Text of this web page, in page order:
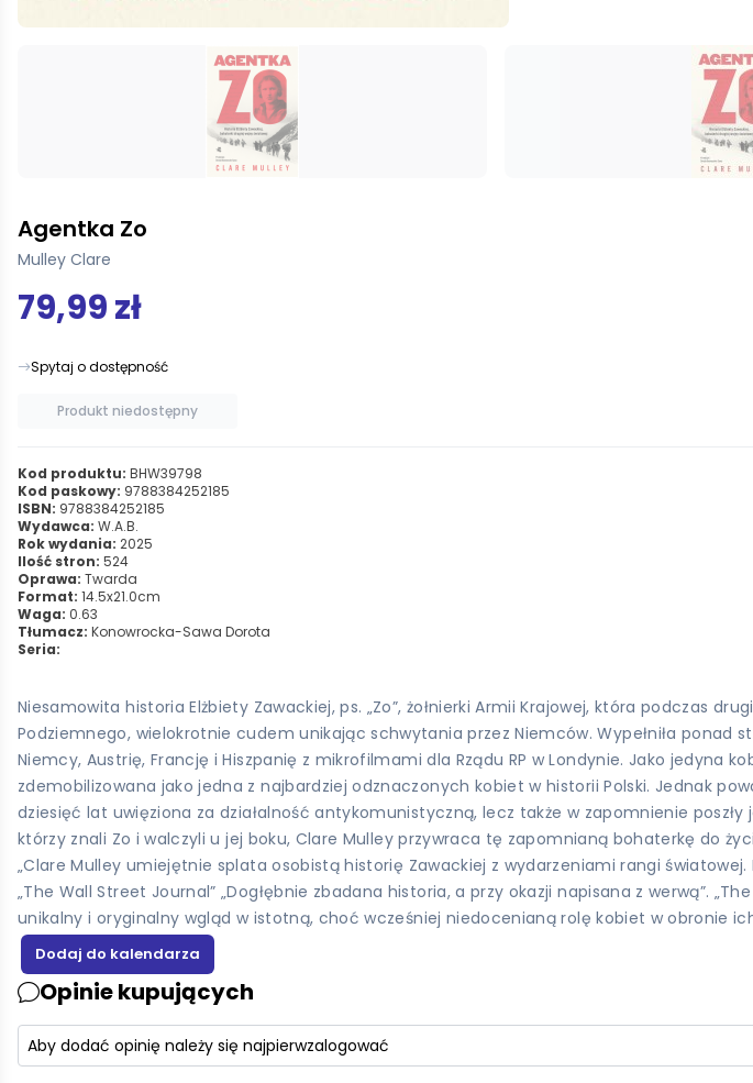
Agentka Zo
Mulley Clare
79,99 zł
Spytaj o dostępność
Produkt niedostępny
Kod produktu: BHW39798
Kod paskowy: 9788384252185
ISBN: 9788384252185
Wydawca: W.A.B.
Rok wydania: 2025
Ilość stron: 524
Oprawa: Twarda
Format: 14.5x21.0cm
Waga: 0.63
Tłumacz: Konowrocka-Sawa Dorota
Seria:
Niesamowita historia Elżbiety Zawackiej, ps. „Zo”, żołnierki Armii Krajowej, która podczas
Podziemnego, wielokrotnie cudem unikając schwytania przez Niemców. Wypełniła ponad
Niemcy, Austrię, Francję i Hiszpanię z mikrofilmami dla Rządu RP w Londynie. Jako jedyna
zdemobilizowana jako jedna z najbardziej odznaczonych kobiet w historii Polski. Jednak
dziesięć lat uwięziona za działalność antykomunistyczną, lecz także w zapomnienie
którzy znali Zo i walczyli u jej boku, Clare Mulley przywraca tę zapomnianą bohaterkę do
„Clare Mulley umiejętnie splata osobistą historię Zawackiej z wydarzeniami rangi
„The Wall Street Journal” „Dogłębnie zbadana historia, a przy okazji napisana z werwą”.
unikalny i oryginalny wgląd w istotną, choć wcześniej niedocenianą rolę kobiet w obronie ich
Opinie kupujących
Aby dodać opinię należy się najpierwzalogować